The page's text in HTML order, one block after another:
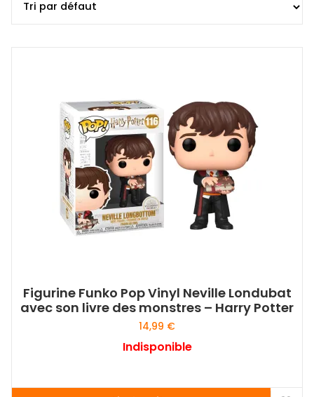
Figurine Funko Pop Vinyl Neville Londubat
avec son livre des monstres – Harry Potter
14,99 €
Indisponible